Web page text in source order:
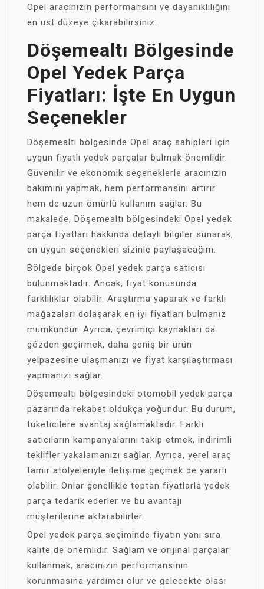
Opel aracınızın performansını ve dayanıklılığını
en üst düzeye çıkarabilirsiniz.
Döşemealtı Bölgesinde
Opel Yedek Parça
Fiyatları: İşte En Uygun
Seçenekler
Döşemealtı bölgesinde Opel araç sahipleri için
uygun fiyatlı yedek parçalar bulmak önemlidir.
Güvenilir ve ekonomik seçeneklerle aracınızın
bakımını yapmak, hem performansını artırır
hem de uzun ömürlü kullanım sağlar. Bu
makalede, Döşemealtı bölgesindeki Opel yedek
parça fiyatları hakkında detaylı bilgiler sunarak,
en uygun seçenekleri sizinle paylaşacağım.
Bölgede birçok Opel yedek parça satıcısı
bulunmaktadır. Ancak, fiyat konusunda
farklılıklar olabilir. Araştırma yaparak ve farklı
mağazaları dolaşarak en iyi fiyatları bulmanız
mümkündür. Ayrıca, çevrimiçi kaynakları da
gözden geçirmek, daha geniş bir ürün
yelpazesine ulaşmanızı ve fiyat karşılaştırması
yapmanızı sağlar.
Döşemealtı bölgesindeki otomobil yedek parça
pazarında rekabet oldukça yoğundur. Bu durum,
tüketicilere avantaj sağlamaktadır. Farklı
satıcıların kampanyalarını takip etmek, indirimli
teklifler yakalamanızı sağlar. Ayrıca, yerel araç
tamir atölyeleriyle iletişime geçmek de yararlı
olabilir. Onlar genellikle toptan fiyatlarla yedek
parça tedarik ederler ve bu avantajı
müşterilerine aktarabilirler.
Opel yedek parça seçiminde fiyatın yanı sıra
kalite de önemlidir. Sağlam ve orijinal parçalar
kullanmak, aracınızın performansının
korunmasına yardımcı olur ve gelecekte olası